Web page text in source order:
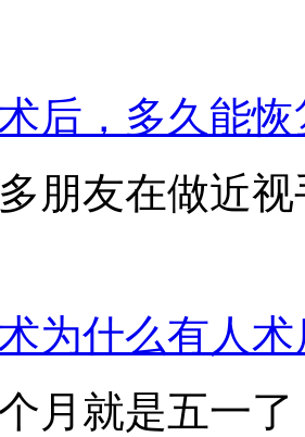
后，多久能
朋友在做近
为什么有人
月就是五一